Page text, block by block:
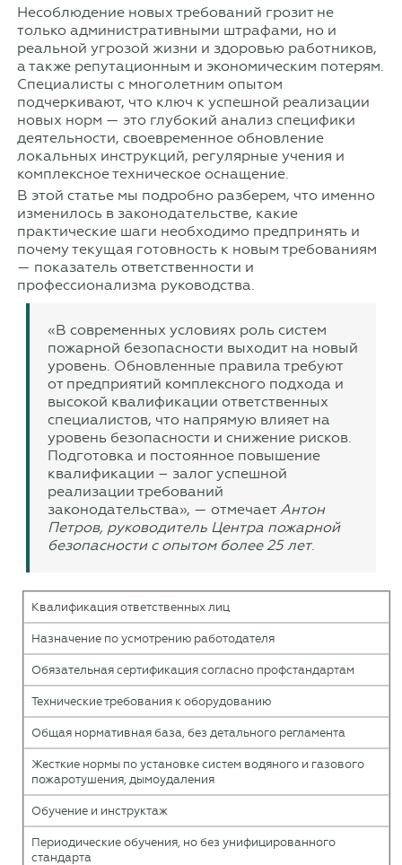
Несоблюдение новых требований грозит не
только административными штрафами, но и
реальной угрозой жизни и здоровью работников,
а также репутационным и экономическим потерям.
Специалисты с многолетним опытом
подчеркивают, что ключ к успешной реализации
новых норм — это глубокий анализ специфики
деятельности, своевременное обновление
локальных инструкций, регулярные учения и
комплексное техническое оснащение.
В этой статье мы подробно разберем, что именно
изменилось в законодательстве, какие
практические шаги необходимо предпринять и
почему текущая готовность к новым требованиям
— показатель ответственности и
профессионализма руководства.
«В современных условиях роль систем
пожарной безопасности выходит на новый
уровень. Обновленные правила требуют
от предприятий комплексного подхода и
высокой квалификации ответственных
специалистов, что напрямую влияет на
уровень безопасности и снижение рисков.
Подготовка и постоянное повышение
квалификации – залог успешной
реализации требований
законодательства», — отмечает Антон
Петров, руководитель Центра пожарной
безопасности с опытом более 25 лет.
Квалификация ответственных лиц
Назначение по усмотрению работодателя
Обязательная сертификация согласно профстандартам
Технические требования к оборудованию
Общая нормативная база, без детального регламента
Жесткие нормы по установке систем водяного и газового
пожаротушения, дымоудаления
Обучение и инструктаж
Периодические обучения, но без унифицированного
стандарта